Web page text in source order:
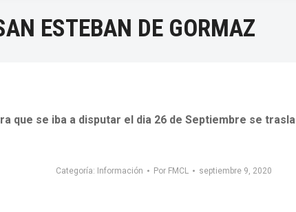
ESTEBAN DE GORMAZ
que se iba a disputar el dia 26 de Septiembre se
Categoría: Información Por FMCL septiembre 9, 2020